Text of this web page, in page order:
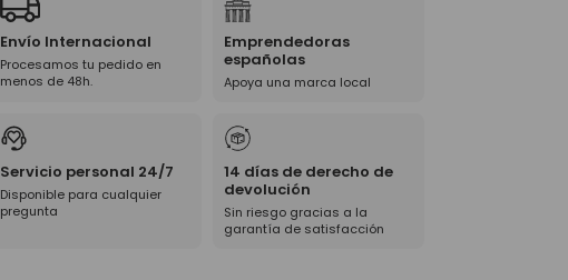
Envío Internacional
Procesamos tu pedido en
menos de 48h.
Emprendedoras
españolas
Apoya una marca local
Servicio personal 24/7
Disponible para cualquier
pregunta
14 días de derecho de
devolución
Sin riesgo gracias a la
garantía de satisfacción